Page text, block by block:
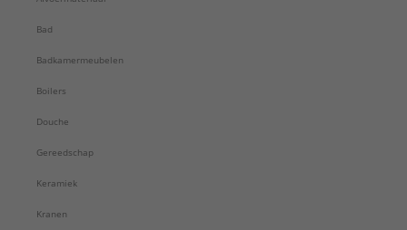
Bad
Badkamermeubelen
Boilers
Douche
Gereedschap
Keramiek
Kranen